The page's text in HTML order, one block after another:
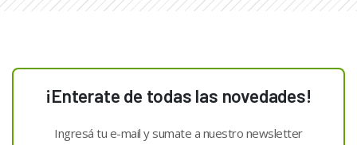
¡Enterate de todas las novedades!
Ingresá tu e-mail y sumate a nuestro newsletter